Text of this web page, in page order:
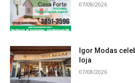
07/08/2026
Igor Modas
loja
07/08/2026